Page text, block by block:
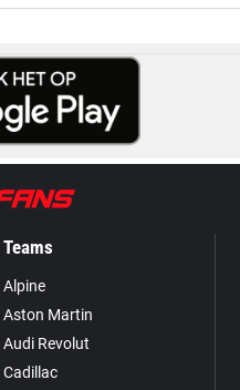
Teams
Alpine
Aston Martin
Audi Revolut
Cadillac